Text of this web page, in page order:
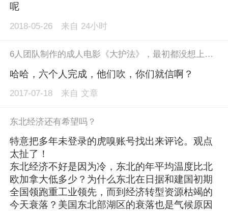
呢
2018-05-26 来自 24小时
6人团队制作的成人电影《大护法》，最初都没想上院线
哈哈，六个人完成，他们吹，你们就信啊？
2017-07-18 来自 文章
东北经济还有希望吗？
特意把多年未登录的虎嗅账号找出来评论。观点
太扯了！
东北经济不好是因为冷，东北的年平均温度比北
欧加拿大低多少？为什么东北在日据和建国初期
全国领跑重工业领先，而到经济转型资源枯竭的
今天衰落？美国东北部湖区的衰落也是气候原因